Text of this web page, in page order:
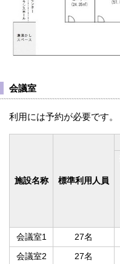
会議室
利用には予約が必要です。
施設名称 標準利用人員
会議室1 27名
会議室2
27名